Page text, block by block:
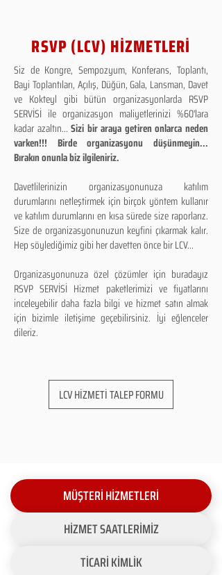
RSVP (LCV) HİZMETLERİ
Siz de Kongre, Sempozyum, Konferans, Toplantı,
Bayi Toplantıları, Açılış, Düğün, Gala, Lansman, Davet
ve Kokteyl gibi bütün organizasyonlarda RSVP
SERVİSİ ile organizasyon maliyetlerinizi %60'lara
kadar azaltın...Sizi bir araya getiren onlarca neden
varken!!! Birde organizasyonu düşünmeyin...
Bırakın onunla biz ilgileniriz.
Davetlilerinizin organizasyonunuza katılım
durumlarını netleştirmek için birçok yöntem kullanır
ve katılım durumlarını en kısa sürede size raporlarız.
Size de organizasyonunuzun keyfini çıkarmak kalır.
Hep söylediğimiz gibi her davetten önce bir LCV...
Organizasyonunuza özel çözümler için buradayız
RSVP SERVİSİ Hizmet paketlerimizi ve fiyatlarını
inceleyebilir daha fazla bilgi ve hizmet satın almak
için bizimle iletişime geçebilirsiniz. İyi eğlenceler
dileriz.
LCV HİZMETİ TALEP FORMU
MÜŞTERİ HİZMETLERİ
HİZMET SAATLERİMİZ
TİCARİ KİMLİK